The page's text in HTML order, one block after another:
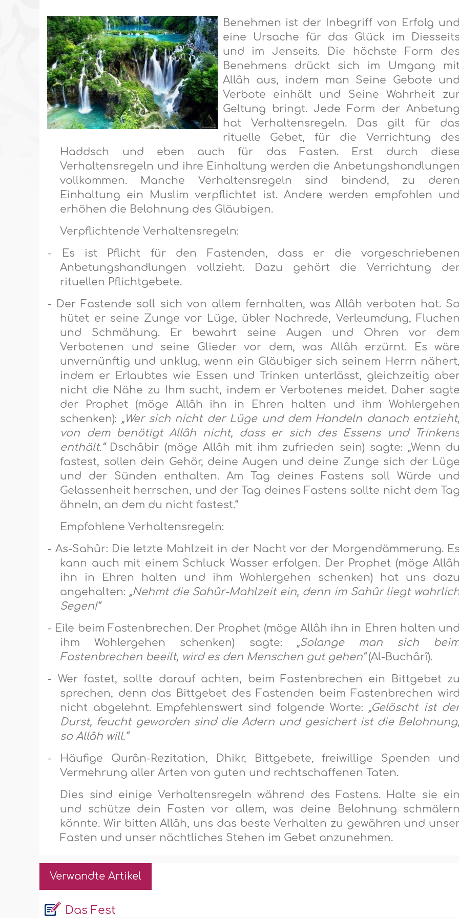
Benehmen ist der Inbegriff von Erfolg und
eine Ursache für das Glück im Diesseits
und im Jenseits. Die höchste Form des
Benehmens drückt sich im Umgang
Allâh aus, indem man Seine Gebote und
Verbote einhält und Seine Wahrheit
Geltung bringt. Jede Form der Anbetung
hat Verhaltensregeln. Das gilt für das
rituelle Gebet, für die Verrichtung des
Haddsch und eben auch für das Fasten. Erst durch diese
Verhaltensregeln und ihre Einhaltung werden die Anbetungshandlungen
vollkommen. Manche Verhaltensregeln sind bindend, zu deren
Einhaltung ein Muslim verpflichtet ist. Andere werden empfohlen und
erhöhen die Belohnung des Gläubigen.
Verpflichtende Verhaltensregeln:
-
Es ist Pflicht für den Fastenden, dass er die vorgeschriebenen
Anbetungshandlungen vollzieht. Dazu gehört die Verrichtung
rituellen Pflichtgebete.
- Der Fastende soll sich von allem fernhalten, was Allâh verboten hat. So
hütet er seine Zunge vor Lüge, übler Nachrede, Verleumdung, Fluchen
und Schmähung. Er bewahrt seine Augen und Ohren vor dem
Verbotenen und seine Glieder vor dem, was Allâh erzürnt. Es wäre
unvernünftig und unklug, wenn ein Gläubiger sich seinem Herrn nähert,
indem er Erlaubtes wie Essen und Trinken unterlässt, gleichzeitig
nicht die Nähe zu Ihm sucht, indem er Verbotenes meidet. Daher sagte
der Prophet (möge Allâh ihn in Ehren halten und ihm Wohlergehen
schenken): „Wer sich nicht der Lüge und dem Handeln danach entzieht,
von dem benötigt Allâh nicht, dass er sich des Essens und
enthält.“Dschâbir (möge Allâh mit ihm zufrieden sein) sagte: „Wenn du
fastest, sollen dein Gehör, deine Augen und deine Zunge sich der Lüge
und der Sünden enthalten. Am Tag deines Fastens soll Würde und
Gelassenheit herrschen, und der Tag deines Fastens sollte nicht dem Tag
ähneln, an dem du nicht fastest.“
Empfohlene Verhaltensregeln:
- As-Sahûr: Die letzte Mahlzeit in der Nacht vor der Morgendämmerung. Es
kann auch mit einem Schluck Wasser erfolgen. Der Prophet (möge Allâh
ihn in Ehren halten und ihm Wohlergehen schenken) hat uns dazu
angehalten: „Nehmt die Sahûr-Mahlzeit ein, denn im Sahûr liegt
Segen!“
- Eile beim Fastenbrechen. Der Prophet (möge Allâh ihn in Ehren halten und
ihm Wohlergehen schenken) sagte: „Solange man sich
Fastenbrechen beeilt, wird es den Menschen gut gehen“(Al-Buchârî).
- Wer fastet, sollte darauf achten, beim Fastenbrechen ein Bittgebet zu
sprechen, denn das Bittgebet des Fastenden beim Fastenbrechen wird
nicht abgelehnt. Empfehlenswert sind folgende Worte: „Gelöscht ist
Durst, feucht geworden sind die Adern und gesichert ist die Belohnung,
so Allâh will.“
-
Häufige Qurân-Rezitation, Dhikr, Bittgebete, freiwillige Spenden und
Vermehrung aller Arten von guten und rechtschaffenen Taten.
Dies sind einige Verhaltensregeln während des Fastens. Halte sie ein
und schütze dein Fasten vor allem, was deine Belohnung schmälern
könnte. Wir bitten Allâh, uns das beste Verhalten zu gewähren und
Fasten und unser nächtliches Stehen im Gebet anzunehmen.
Verwandte Artikel
Das Fest